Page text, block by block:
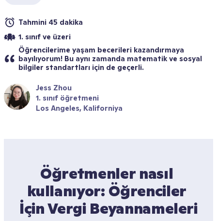
Tahmini 45 dakika
1. sınıf ve üzeri
Öğrencilerime yaşam becerileri kazandırmaya
bayılıyorum! Bu aynı zamanda matematik ve sosyal
bilgiler standartları için de geçerli.
Jess Zhou
1. sınıf öğretmeni
Los Angeles, Kaliforniya
Öğretmenler nasıl
kullanıyor: Öğrenciler
İçin Vergi Beyannameleri